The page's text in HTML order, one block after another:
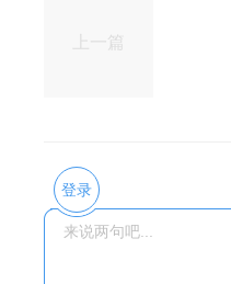
上一篇
登录